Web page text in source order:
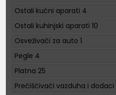
Ostali kućni aparati 4
Ostali kuhinjski aparati 10
Osveživači za auto 1
Pegle 4
Platna 25
Prečišćivači vazduha i dodaci